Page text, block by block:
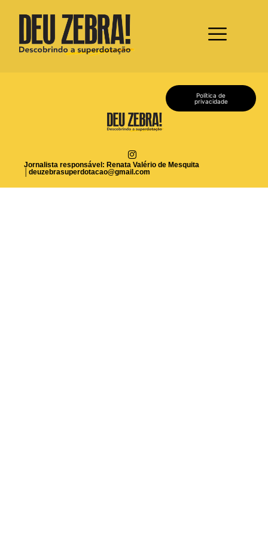
Política de
privacidade
Jornalista responsável: Renata Valério de Mesquita
deuzebrasuperdotacao@gmail.com